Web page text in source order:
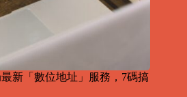
新「數位地址」服務，7碼搞